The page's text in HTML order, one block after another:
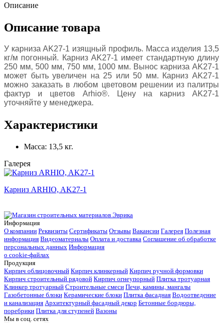
Описание
Описание товара
У карниза AK27-1 изящный профиль. Масса изделия 13,5
кг/м погонный. Карниз AK27-1 имеет стандартную длину
250 мм, 500 мм, 750 мм, 1000 мм. Вынос карниза AK27-1
может быть увеличен на 25 или 50 мм. Карниз AK27-1
можно заказать в любом цветовом решении из палитры
фактур и цветов Arhio®. Цену на карниз AK27-1
уточняйте у менеджера.
Характеристики
Масса: 13,5 кг.
Галерея
Карниз ARHIO, AK27-1
Информация
О компании Реквизиты Сертификаты Отзывы Вакансии Галерея Полезная
информация Видеоматериалы Оплата и доставка Соглашение об обработке
персональных данных Информация
о cookie-файлах
Продукция
Кирпич облицовочный Кирпич клинкерный Кирпич ручной формовки
Кирпич строительный рядовой Кирпич огнеупорный Плитка тротуарная
Клинкер тротуарный Строительные смеси Печи, камины, мангалы
Газобетонные блоки Керамические блоки Плитка фасадная Водоотведение
и канализация Архитектурный фасадный декор Бетонные бордюры,
поребрики Плитка для ступеней Вазоны
Мы в соц. сетях